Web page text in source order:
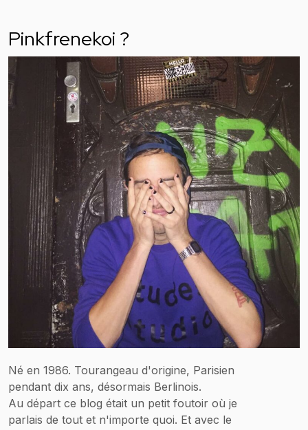
Pinkfrenekoi ?
Né en 1986. Tourangeau d'origine, Parisien
pendant dix ans, désormais Berlinois.
Au départ ce blog était un petit foutoir où je
parlais de tout et n'importe quoi. Et avec le